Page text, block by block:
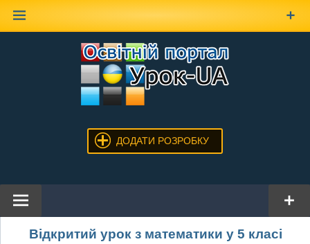
ДОДАТИ РОЗРОБКУ
Відкритий урок з математики у 5 класі